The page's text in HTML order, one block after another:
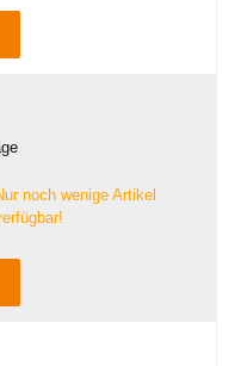
noch wenige Artikel